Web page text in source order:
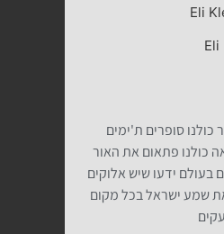
Eli
Eli
כולנו סופרים ת'ימים
כולנו פתאום את האור
בעולם ידעו שיש אלוקים
שמע ישראל בכל מקום